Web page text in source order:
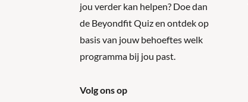
jou verder kan helpen? Doe dan
de Beyondfit Quiz en ontdek op
basis van jouw behoeftes welk
programma bij jou past.
Volg ons op